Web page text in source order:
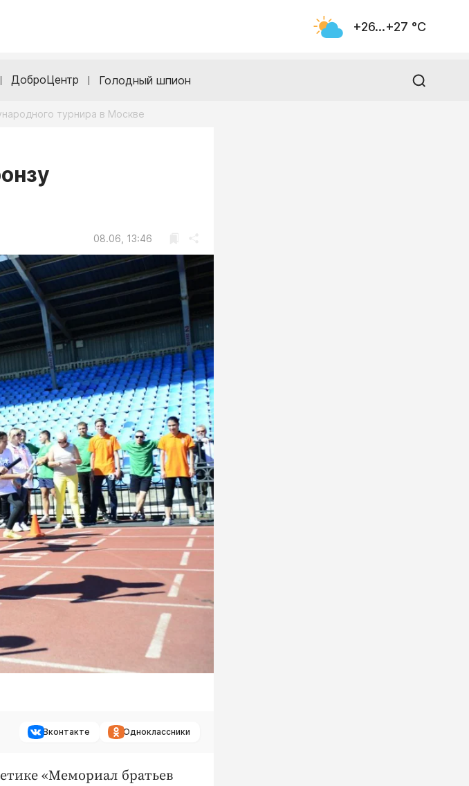
+26...+27 °С
ДоброЦентр Голодный шпион
турнира в Москве
08.06, 13:46
Вконтакте Одноклассники
«Мемориал братьев